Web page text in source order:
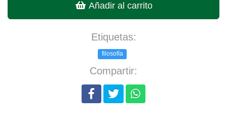
Añadir al carrito
Etiquetas:
filosofía
Compartir: